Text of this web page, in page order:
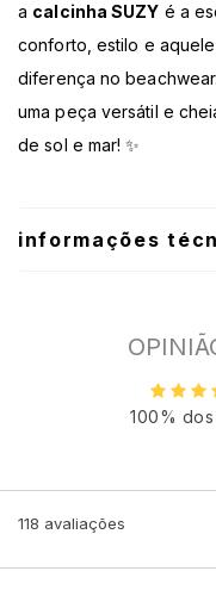
a calcinha SUZY é a
conforto, estilo e
diferença no beachwear.
uma peça versátil e
de sol e mar! ✨
informações
100%
118 avaliações